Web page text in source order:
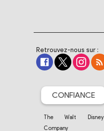
Retrouvez-nous sur :
CONFIANCE
The Walt Disney
Company